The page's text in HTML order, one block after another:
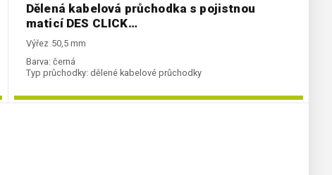
Dělená kabelová průchodka s pojistnou
maticí DES CLICK…
Výřez 50,5 mm
Barva: černá
Typ průchodky: dělené kabelové průchodky